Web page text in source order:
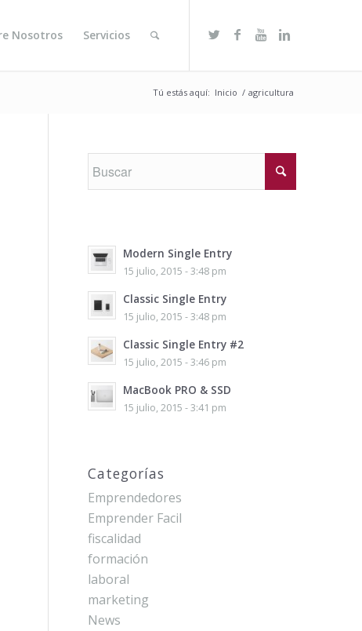
Nosotros Servicios
Tú estás aquí: Inicio / agricultura
Modern Single Entry
15 julio, 2015 - 3:48 pm
Classic Single Entry
15 julio, 2015 - 3:48 pm
Classic Single Entry #2
15 julio, 2015 - 3:46 pm
MacBook PRO & SSD
15 julio, 2015 - 3:41 pm
Categorías
Emprendedores
Emprender Facil
fiscalidad
formación
laboral
marketing
News